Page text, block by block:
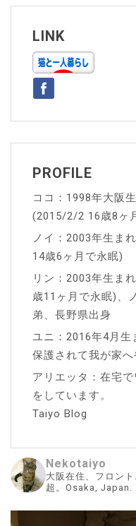
ビ
ゲ
ー
シ
ョ
ン
LINK
PROFILE
ココ：1998年大阪
(2015/2/2 16歳8ヶ
ノイ：2003年生ま
14歳6ヶ月で永眠)
リン：2003年生ま
歳11ヶ月で永眠)、
弟、長野県出身
ユニ：2016年4月生
保護されて我が家
アリエッタ：在宅
をしています。
Taiyo Blog
Nekotaiyo
大阪在住、フロン
超。Osaka, Japan.